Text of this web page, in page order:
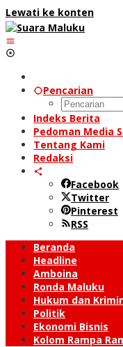
Lewati ke konten
Pencarian
Indeks Berita
Pedoman Media
Tentang Kami
Redaksi
Facebook
Twitter
Pinterest
RSS
Beranda
Headline
Amboina
Ronda Maluku
Hukum dan
Politik
Ekonomi Bisnis
Kolom Rampa